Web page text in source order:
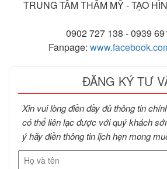
TRUNG TÂM THẨM MỸ - TẠO
0902 727 138 - 0939
Fanpage:
ĐĂNG KÝ TƯ
Xin vui lòng điền đầy đủ thông tin
có thể liên lạc được với quý khách
ý hãy điền thông tin lịch hẹn mong